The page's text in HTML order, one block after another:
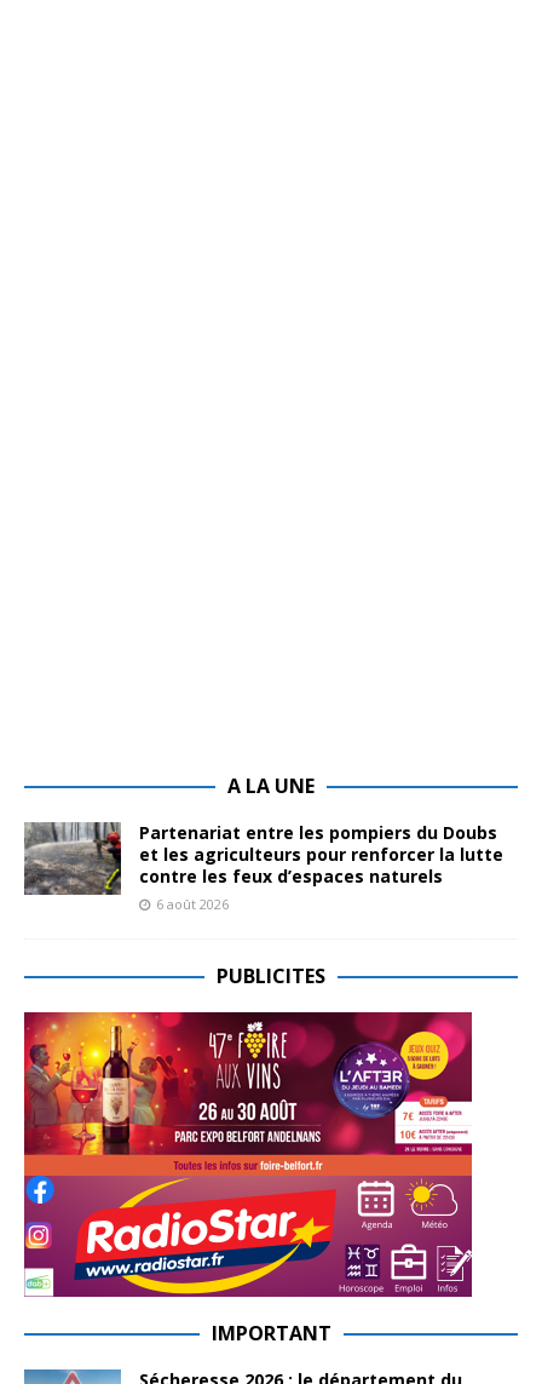
A LA UNE
Partenariat entre les pompiers du Doubs
et les agriculteurs pour renforcer la lutte
contre les feux d’espaces naturels
6 août 2026
PUBLICITES
IMPORTANT